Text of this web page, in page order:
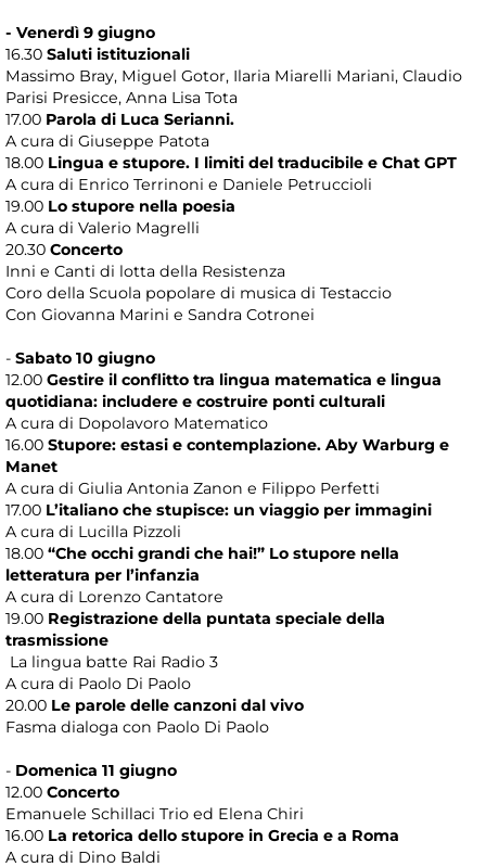
- Venerdì 9 giugno
16.30 Saluti istituzionali
Massimo Bray, Miguel Gotor, Ilaria Miarelli Mariani, Claudio
Parisi Presicce, Anna Lisa Tota
17.00 Parola di Luca Serianni.
A cura di Giuseppe Patota
18.00 Lingua e stupore. I limiti del traducibile e Chat GPT
A cura di Enrico Terrinoni e Daniele Petruccioli
19.00 Lo stupore nella poesia
A cura di Valerio Magrelli
20.30 Concerto
Inni e Canti di lotta della Resistenza
Coro della Scuola popolare di musica di Testaccio
Con Giovanna Marini e Sandra Cotronei
- Sabato 10 giugno
12.00 Gestire il conflitto tra lingua matematica e lingua
quotidiana: includere e costruire ponti culturali
A cura di Dopolavoro Matematico
16.00 Stupore: estasi e contemplazione. Aby Warburg e
Manet
A cura di Giulia Antonia Zanon e Filippo Perfetti
17.00 L’italiano che stupisce: un viaggio per immagini
A cura di Lucilla Pizzoli
18.00 “Che occhi grandi che hai!” Lo stupore nella
letteratura per l’infanzia
A cura di Lorenzo Cantatore
19.00 Registrazione della puntata speciale della
trasmissione
La lingua batte Rai Radio 3
A cura di Paolo Di Paolo
20.00 Le parole delle canzoni dal vivo
Fasma dialoga con Paolo Di Paolo
- Domenica 11 giugno
12.00 Concerto
Emanuele Schillaci Trio ed Elena Chiri
16.00 La retorica dello stupore in Grecia e a Roma
A cura di Dino Baldi